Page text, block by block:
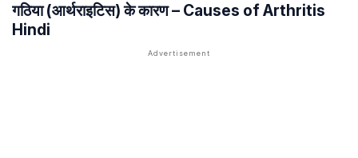
गठिया (आर्थराइटिस) के कारण – Causes of Arthritis
Hindi